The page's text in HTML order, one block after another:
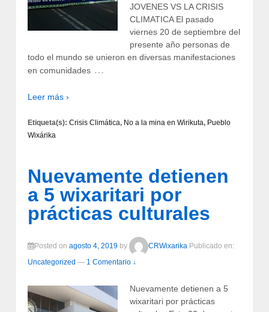
JOVENES VS LA CRISIS
CLIMATICA El pasado
viernes 20 de septiembre del
presente año personas de
todo el mundo se unieron en diversas manifestaciones
en comunidades …
Leer más ›
Etiqueta(s): Crisis Climática, No a la mina en Wirikuta, Pueblo
Wixárika
Nuevamente detienen
a 5 wixaritari por
prácticas culturales
Posted on agosto 4, 2019 by CRWixarika Publicado en:
Uncategorized — 1 Comentario ↓
Nuevamente detienen a 5
wixaritari por prácticas